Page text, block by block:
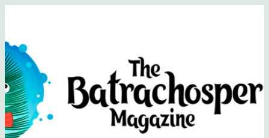
The Batrachospermum Magazine
Батрахоспермум (официальный сайт)